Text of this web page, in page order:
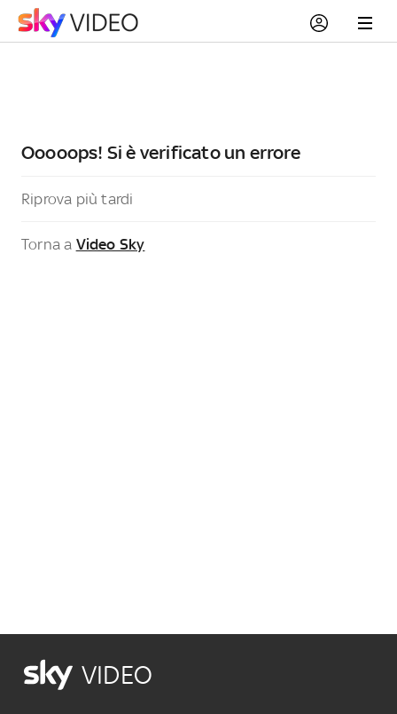
Ooooops! Si è verificato un errore
Riprova più tardi
Torna a Video Sky
VIDEO